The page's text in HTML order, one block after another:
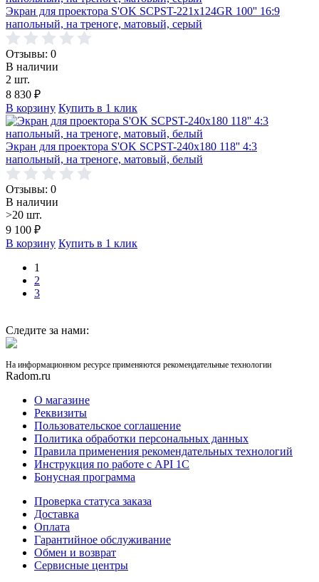
Экран для проектора S'OK SCPST-221x124GR 100'' 16:9
напольный, на треноге, матовый, серый
Отзывы: 0
В наличии
2 шт.
8 830 ₽
В корзину Купить в 1 клик
Экран для проектора S'OK SCPST-240x180 118'' 4:3
напольный, на треноге, матовый, белый
Отзывы: 0
В наличии
>20 шт.
9 100 ₽
В корзину Купить в 1 клик
1
2
3
Следите за нами:
На информационном ресурсе применяются рекомендательные технологии
Radom.ru
О магазине
Реквизиты
Пользовательское соглашение
Политика обработки персональных данных
Правила применения рекомендательных технологий
Инструкция по работе с API 1C
Бонусная программа
Проверка статуса заказа
Доставка
Оплата
Гарантийное обслуживание
Обмен и возврат
Сервисные центры